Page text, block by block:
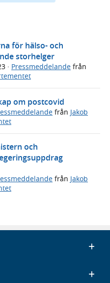
för hälso- och
storhelger
· Pressmeddelande från
om postcovid
från Jakob
och
från Jakob